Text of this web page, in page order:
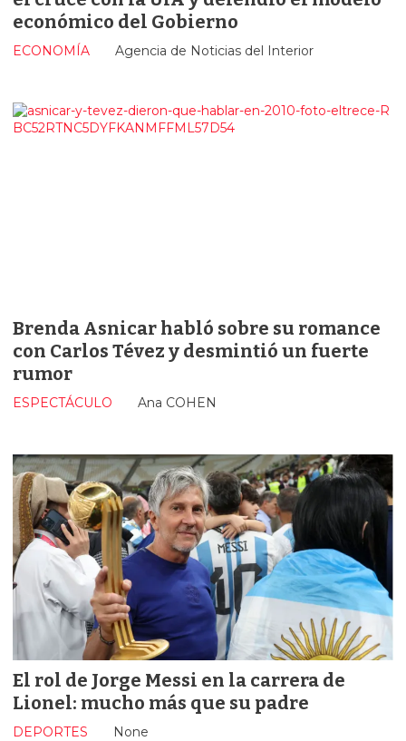
económico del Gobierno
Agencia de Noticias del Interior
ECONOMÍA
Brenda Asnicar habló sobre su romance
con Carlos Tévez y desmintió un fuerte
rumor
Ana COHEN
ESPECTÁCULO
El rol de Jorge Messi en la carrera de
Lionel: mucho más que su padre
None
DEPORTES